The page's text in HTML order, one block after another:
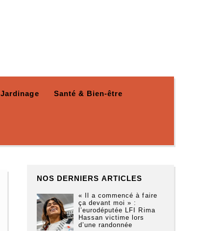
Jardinage Santé & Bien-être
NOS DERNIERS ARTICLES
« Il a commencé à faire
ça devant moi » :
l’eurodéputée LFI Rima
Hassan victime lors
d’une randonnée